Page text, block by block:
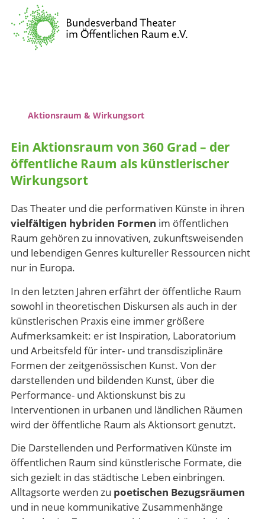
Verband
Vernetzung & Kommunikation
Aktionsraum & Wirkungsort
Ein Aktionsraum von 360 Grad – der
öffentliche Raum als künstlerischer
Wirkungsort
Das Theater und die performativen Künste in ihren
vielfältigen hybriden Formen im öffentlichen
Raum gehören zu innovativen, zukunftsweisenden
und lebendigen Genres kultureller Ressourcen nicht
nur in Europa.
In den letzten Jahren erfährt der öffentliche Raum
sowohl in theoretischen Diskursen als auch in der
künstlerischen Praxis eine immer größere
Aufmerksamkeit: er ist Inspiration, Laboratorium
und Arbeitsfeld für inter- und transdisziplinäre
Formen der zeitgenössischen Kunst. Von der
darstellenden und bildenden Kunst, über die
Performance- und Aktionskunst bis zu
Interventionen in urbanen und ländlichen Räumen
wird der öffentliche Raum als Aktionsort genutzt.
Die Darstellenden und Performativen Künste im
öffentlichen Raum sind künstlerische Formate, die
sich gezielt in das städtische Leben einbringen.
Alltagsorte werden zu poetischen Bezugsräumen
und in neue kommunikative Zusammenhänge